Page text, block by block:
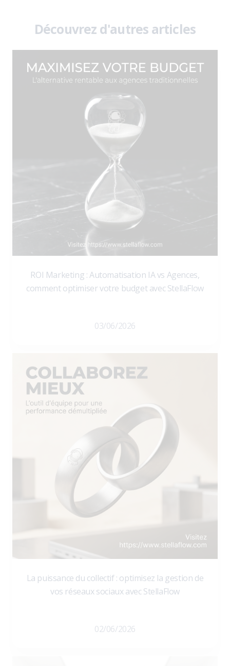
Découvrez d'autres articles
ROI Marketing : Automatisation IA vs Agences,
comment optimiser votre budget avec StellaFlow
03/06/2026
La puissance du collectif : optimisez la gestion de
vos réseaux sociaux avec StellaFlow
02/06/2026